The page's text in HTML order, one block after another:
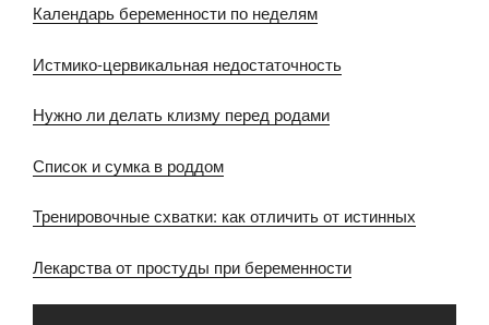
Календарь беременности по неделям
Истмико-цервикальная недостаточность
Нужно ли делать клизму перед родами
Список и сумка в роддом
Тренировочные схватки: как отличить от истинных
Лекарства от простуды при беременности